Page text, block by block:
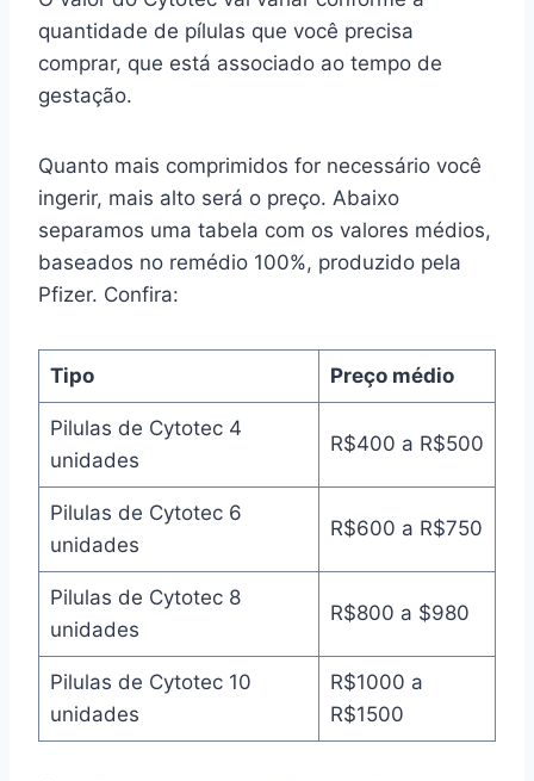
quantidade de pílulas que você precisa
comprar, que está associado ao tempo de
gestação.
Quanto mais comprimidos for necessário você
ingerir, mais alto será o preço. Abaixo
separamos uma tabela com os valores médios,
baseados no remédio 100%, produzido pela
Pfizer. Confira:
Tipo Preço médio
Pilulas de Cytotec 4
unidades
R$400 a R$500
Pilulas de Cytotec 6
unidades
R$600 a R$750
Pilulas de Cytotec 8
unidades
R$800 a $980
Pilulas de Cytotec 10
unidades
R$1000 a
R$1500